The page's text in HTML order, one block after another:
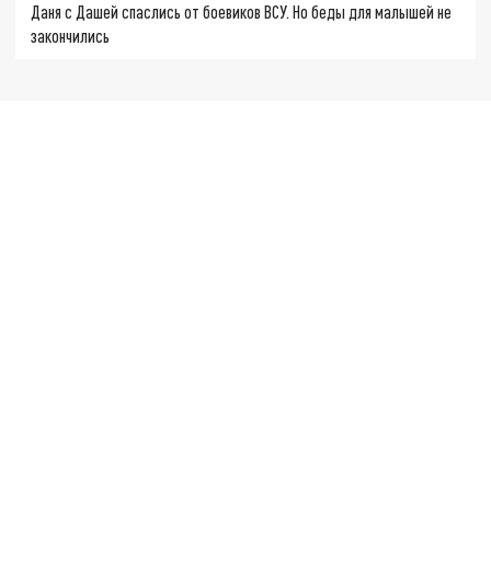
Даня с Дашей спаслись от боевиков ВСУ. Но беды для малышей не
закончились